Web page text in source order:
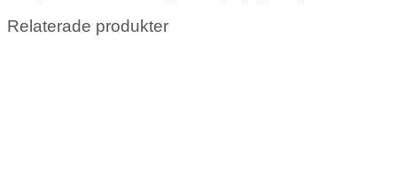
Relaterade produkter